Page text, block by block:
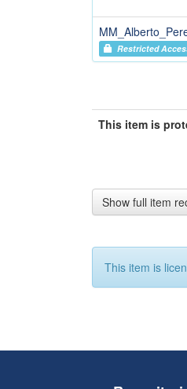
Restricted
This item is
Show full item
This item is